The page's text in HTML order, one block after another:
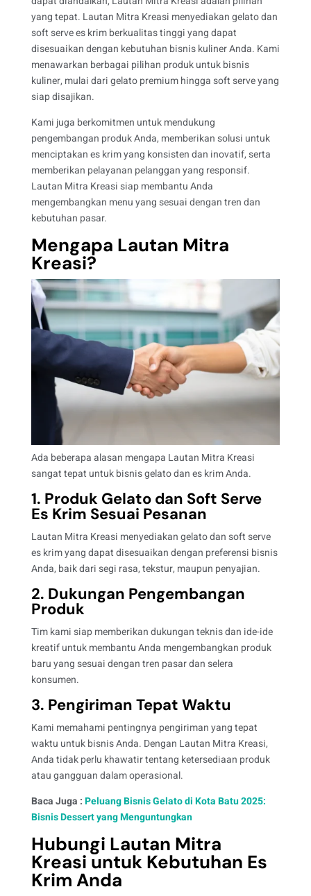
yang tepat. Lautan Mitra Kreasi menyediakan gelato dan
soft serve es krim berkualitas tinggi yang dapat
disesuaikan dengan kebutuhan bisnis kuliner Anda. Kami
menawarkan berbagai pilihan produk untuk bisnis
kuliner, mulai dari gelato premium hingga soft serve yang
siap disajikan.
Kami juga berkomitmen untuk mendukung
pengembangan produk Anda, memberikan solusi untuk
menciptakan es krim yang konsisten dan inovatif, serta
memberikan pelayanan pelanggan yang responsif.
Lautan Mitra Kreasi siap membantu Anda
mengembangkan menu yang sesuai dengan tren dan
kebutuhan pasar.
Mengapa Lautan Mitra
Kreasi?
Ada beberapa alasan mengapa Lautan Mitra Kreasi
sangat tepat untuk bisnis gelato dan es krim Anda.
1. Produk Gelato dan Soft Serve
Es Krim Sesuai Pesanan
Lautan Mitra Kreasi menyediakangelato dan soft serve
es krim yang dapat disesuaikan dengan preferensi bisnis
Anda, baik dari segi rasa, tekstur, maupun penyajian.
2. Dukungan Pengembangan
Produk
Tim kami siap memberikan dukungan teknis dan ide-ide
kreatif untuk membantu Anda mengembangkan produk
baru yang sesuai dengan tren pasar dan selera
konsumen.
3. Pengiriman Tepat Waktu
Kami memahami pentingnya pengiriman yang tepat
waktu untuk bisnis Anda. Dengan Lautan Mitra Kreasi,
Anda tidak perlu khawatir tentang ketersediaan produk
atau gangguan dalam operasional.
Baca Juga :Peluang Bisnis Gelato di Kota Batu 2025:
Bisnis Dessert yang Menguntungkan
Hubungi Lautan Mitra
Kreasi untuk Kebutuhan Es
Krim Anda